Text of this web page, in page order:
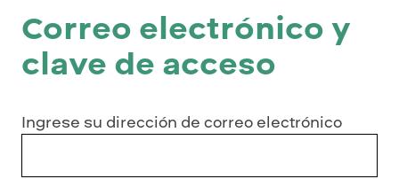
Correo electrónico y
clave de acceso
Ingrese su dirección de correo electrónico